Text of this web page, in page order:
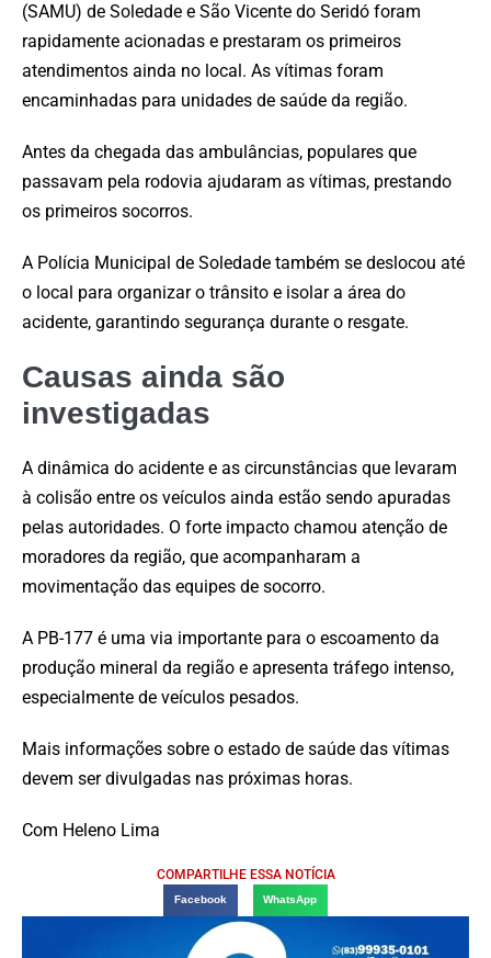
(SAMU) de Soledade e São Vicente do Seridó foram
rapidamente acionadas e prestaram os primeiros
atendimentos ainda no local. As vítimas foram
encaminhadas para unidades de saúde da região.
Antes da chegada das ambulâncias, populares que
passavam pela rodovia ajudaram as vítimas, prestando
os primeiros socorros.
A Polícia Municipal de Soledade também se deslocou até
o local para organizar o trânsito e isolar a área do
acidente, garantindo segurança durante o resgate.
Causas ainda são
investigadas
A dinâmica do acidente e as circunstâncias que levaram
à colisão entre os veículos ainda estão sendo apuradas
pelas autoridades. O forte impacto chamou atenção de
moradores da região, que acompanharam a
movimentação das equipes de socorro.
A PB-177 é uma via importante para o escoamento da
produção mineral da região e apresenta tráfego intenso,
especialmente de veículos pesados.
Mais informações sobre o estado de saúde das vítimas
devem ser divulgadas nas próximas horas.
Com Heleno Lima
COMPARTILHE ESSA NOTÍCIA
Facebook WhatsApp